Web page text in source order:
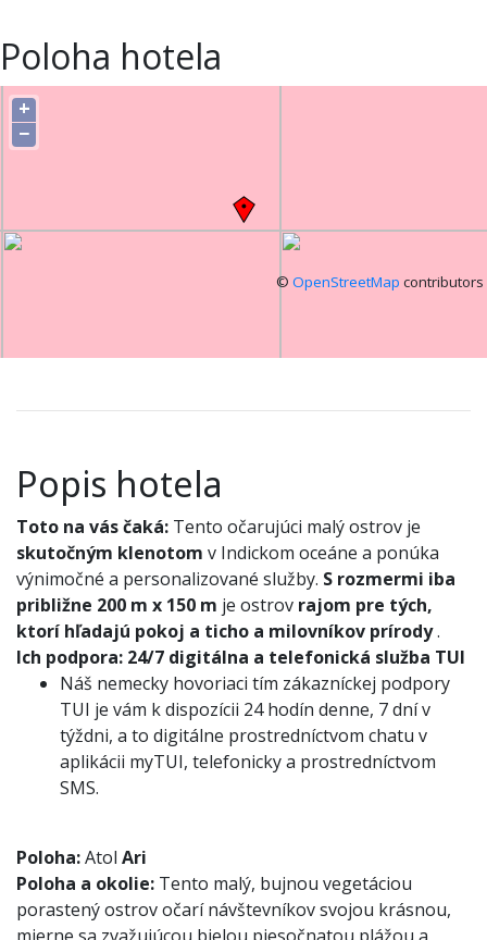
Poloha hotela
+
−
© OpenStreetMap contributors
Popis hotela
Toto na vás čaká: Tento očarujúci malý ostrov je
skutočným klenotom v Indickom oceáne a ponúka
výnimočné a personalizované služby. S rozmermi iba
približne 200 m x 150 m je ostrov rajom pre tých,
ktorí hľadajú pokoj a ticho a milovníkov prírody.
Ich podpora: 24/7 digitálna a telefonická služba TUI
Náš nemecky hovoriaci tím zákazníckej podpory
TUI je vám k dispozícii 24 hodín denne, 7 dní v
týždni, a to digitálne prostredníctvom chatu v
aplikácii myTUI, telefonicky a prostredníctvom
SMS.
Poloha:Atol Ari
Poloha a okolie: Tento malý, bujnou vegetáciou
porastený ostrov očarí návštevníkov svojou krásnou,